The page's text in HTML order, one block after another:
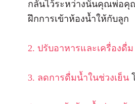
กลั้นไว้ระหว่างนั้นคุณพ่อคุ
ฝึกการเข้าห้องน้ำให้กับลูก
2. ปรับอาหารและเครื่องดื่ม
3. ลดการดื่มน้ำในช่วงเย็น